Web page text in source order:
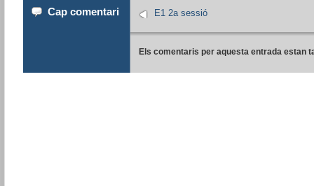
Cap comentari E1 2a sessió
Els comentaris per aquesta entrada estan